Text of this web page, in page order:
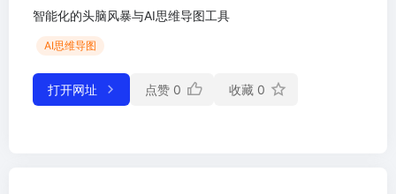
智能化的头脑风暴与AI思维导图工具
AI思维导图
打开网址 点赞 0 收藏 0